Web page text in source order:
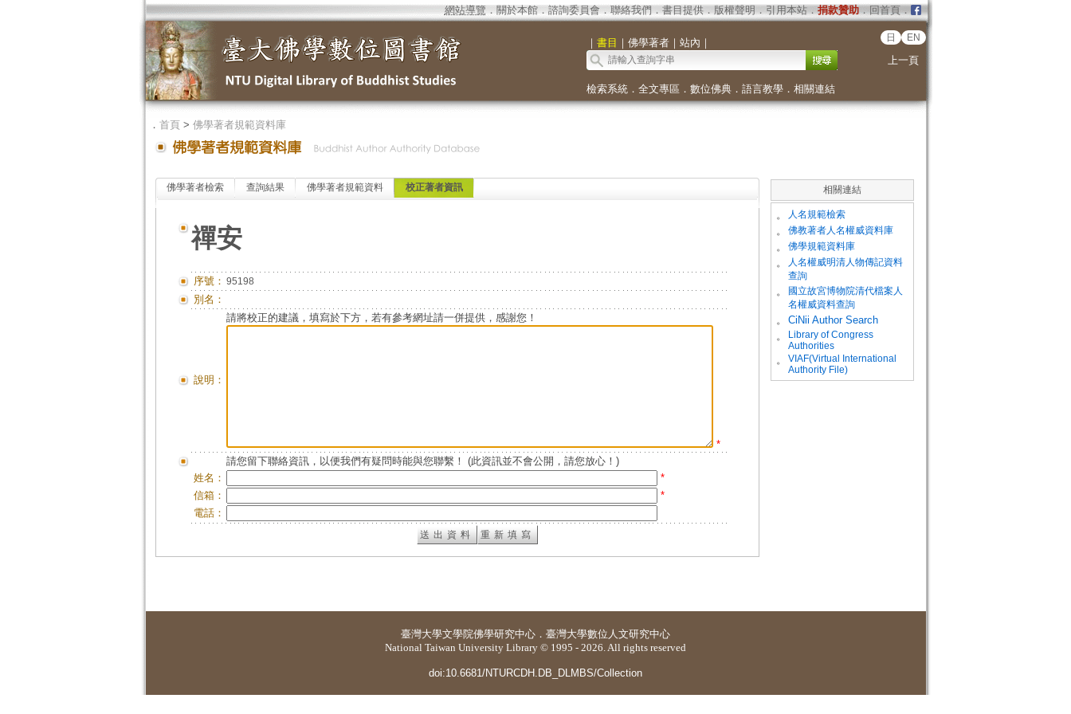
網站導覽 ． 關於本館． 諮詢委員會． 聯絡我們 ． 書目提供． 版權聲明 ． 引用本站． 捐款贊助．回首頁．
｜ 書目 ｜ 佛學著者｜ 站內 ｜ 日 EN
上一頁
檢索系統． 全文專區 ． 數位佛典． 語言教學． 相關連結
． 首頁> 佛學著者規範資料庫
佛學著者檢索 查詢結果 佛學著者規範資料 校正著者資訊
禪安
序號： 95198
別名：
說明：
請將校正的建議，填寫於下方，若有參考網址請一併提供，感謝您！
*
請您留下聯絡資訊，以便我們有疑問時能與您聯繫！ (此資訊並不會公開，請您放心！)
姓名：
*
信箱：
*
電話：
相關連結
。 人名規範檢索
。 佛教著者人名權威資料庫
。 佛學規範資料庫
。
人名權威明清人物傳記資料
查詢
。
國立故宮博物院清代檔案人
名權威資料查詢
。
CiNii Author Search
。
Library of Congress
Authorities
。
VIAF(Virtual International
Authority File)
臺灣大學文學院佛學研究中心 ． 臺灣大學數位人文研究中心
National Taiwan University Library © 1995 - 2026. All rights reserved
doi:10.6681/NTURCDH.DB_DLMBS/Collection